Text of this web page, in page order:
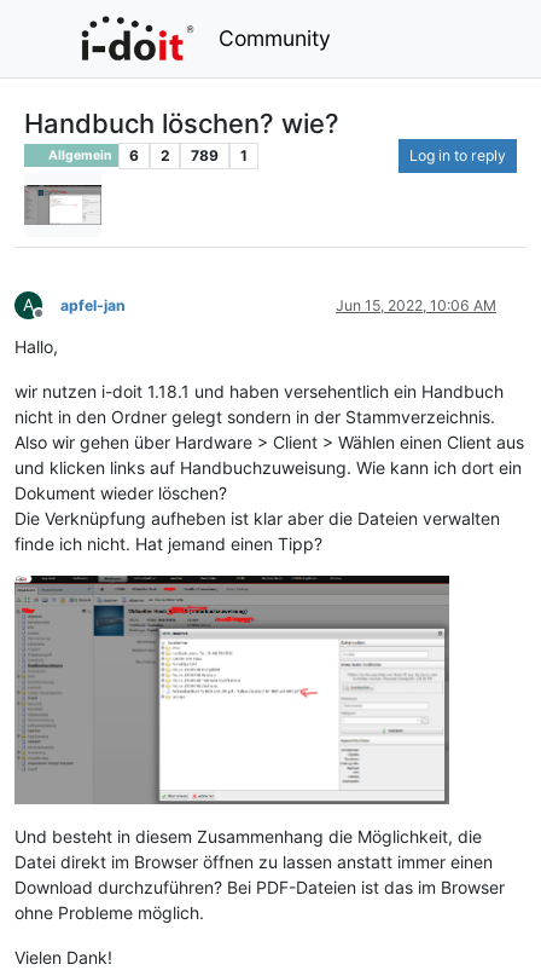
Community
Handbuch löschen? wie?
Allgemein 6 2 789 1 Log in to reply
A
Offline
apfel-jan Jun 15, 2022, 10:06 AM
Hallo,
wir nutzen i-doit 1.18.1 und haben versehentlich ein Handbuch
nicht in den Ordner gelegt sondern in der Stammverzeichnis.
Also wir gehen über Hardware > Client > Wählen einen Client aus
und klicken links auf Handbuchzuweisung. Wie kann ich dort ein
Dokument wieder löschen?
Die Verknüpfung aufheben ist klar aber die Dateien verwalten
finde ich nicht. Hat jemand einen Tipp?
Und besteht in diesem Zusammenhang die Möglichkeit, die
Datei direkt im Browser öffnen zu lassen anstatt immer einen
Download durchzuführen? Bei PDF-Dateien ist das im Browser
ohne Probleme möglich.
Vielen Dank!